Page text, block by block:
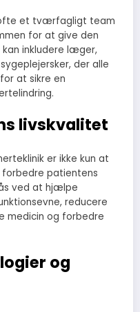
ofte et tværfagligt team
for at give den
inkludere læger,
der alle
at sikre en
livskvalitet
er ikke kun at
patientens
ved at hjælpe
reducere
medicin og forbedre
og